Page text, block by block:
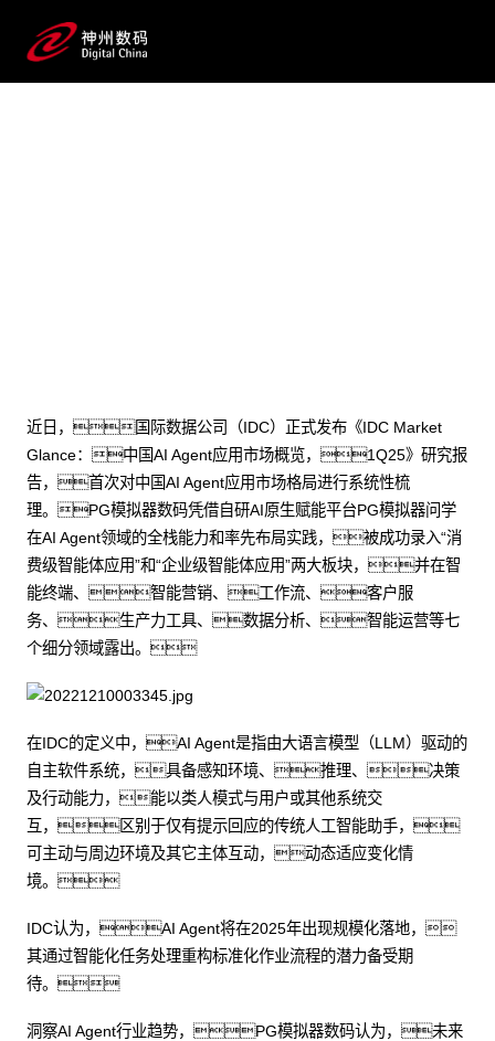
近日，国际数据公司（IDC）正式发布《IDC Market
Glance：中国AI Agent应用市场概览，1Q25》研究报
告，首次对中国AI Agent应用市场格局进行系统性梳
理。PG模拟器数码凭借自研AI原生赋能平台PG模拟器问学
在AI Agent领域的全栈能力和率先布局实践，被成功录入“消
费级智能体应用”和“企业级智能体应用”两大板块，并在智
能终端、智能营销、工作流、客户服
务、生产力工具、数据分析、智能运营等七
个细分领域露出。
在IDC的定义中，AI Agent是指由大语言模型（LLM）驱动的
自主软件系统，具备感知环境、推理、决策
及行动能力，能以类人模式与用户或其他系统交
互，区别于仅有提示回应的传统人工智能助手，
可主动与周边环境及其它主体互动，动态适应变化情
境。
IDC认为，AI Agent将在2025年出现规模化落地，
其通过智能化任务处理重构标准化作业流程的潜力备受期
待。
洞察AI Agent行业趋势，PG模拟器数码认为，未来